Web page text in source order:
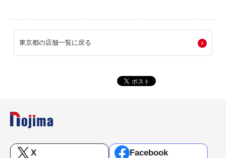
東京都の店舗一覧に戻る
X
Facebook